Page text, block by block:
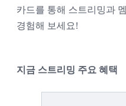
카드를 통해 스트리밍과
경험해 보세요!
지금 스트리밍 주요 혜택